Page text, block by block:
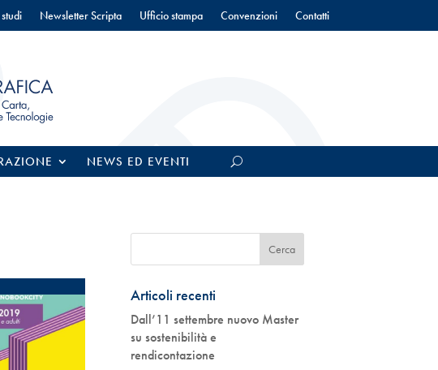
Newsletter Scripta Ufficio stampa Convenzioni Contatti
NEWS ED EVENTI
Articoli recenti
Dall’11 settembre nuovo Master
su sostenibilità e
rendicontazione